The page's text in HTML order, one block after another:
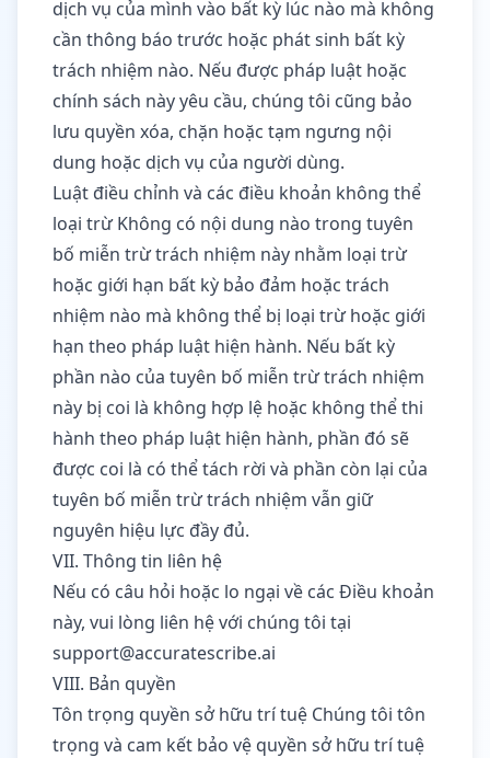
dịch vụ của mình vào bất kỳ lúc nào mà không
cần thông báo trước hoặc phát sinh bất kỳ
trách nhiệm nào. Nếu được pháp luật hoặc
chính sách này yêu cầu, chúng tôi cũng bảo
lưu quyền xóa, chặn hoặc tạm ngưng nội
dung hoặc dịch vụ của người dùng.
Luật điều chỉnh và các điều khoản không thể
loại trừ Không có nội dung nào trong tuyên
bố miễn trừ trách nhiệm này nhằm loại trừ
hoặc giới hạn bất kỳ bảo đảm hoặc trách
nhiệm nào mà không thể bị loại trừ hoặc giới
hạn theo pháp luật hiện hành. Nếu bất kỳ
phần nào của tuyên bố miễn trừ trách nhiệm
này bị coi là không hợp lệ hoặc không thể thi
hành theo pháp luật hiện hành, phần đó sẽ
được coi là có thể tách rời và phần còn lại của
tuyên bố miễn trừ trách nhiệm vẫn giữ
nguyên hiệu lực đầy đủ.
VII. Thông tin liên hệ
Nếu có câu hỏi hoặc lo ngại về các Điều khoản
này, vui lòng liên hệ với chúng tôi tại
support@accuratescribe.ai
VIII. Bản quyền
Tôn trọng quyền sở hữu trí tuệ Chúng tôi tôn
trọng và cam kết bảo vệ quyền sở hữu trí tuệ